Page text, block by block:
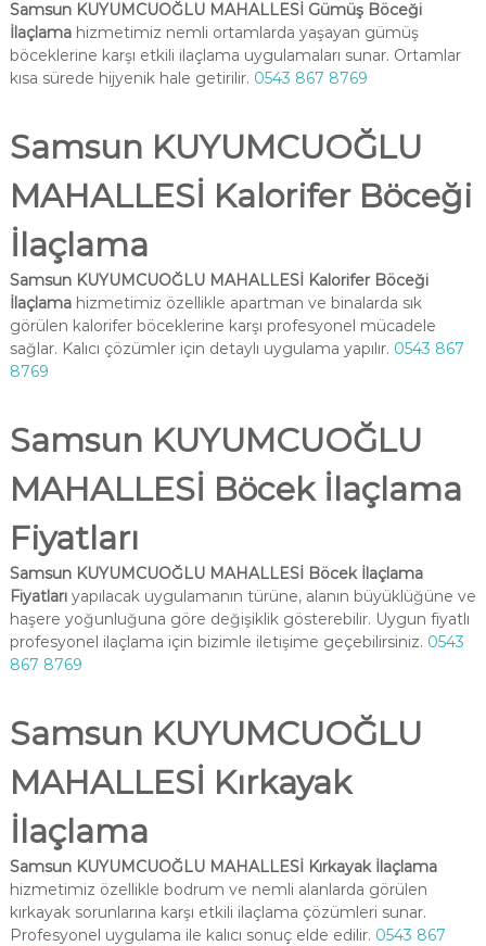
Samsun KUYUMCUOĞLU MAHALLESİ Gümüş Böceği
İlaçlamahizmetimiz nemli ortamlarda yaşayan gümüş
böceklerine karşı etkili ilaçlama uygulamaları sunar. Ortamlar
kısa sürede hijyenik hale getirilir. 0543 867 8769
Samsun KUYUMCUOĞLU
MAHALLESİ Kalorifer Böceği
İlaçlama
Samsun KUYUMCUOĞLU MAHALLESİ Kalorifer Böceği
İlaçlamahizmetimiz özellikle apartman ve binalarda sık
görülen kalorifer böceklerine karşı profesyonel mücadele
sağlar. Kalıcı çözümler için detaylı uygulama yapılır. 0543 867
8769
Samsun KUYUMCUOĞLU
MAHALLESİ Böcek İlaçlama
Fiyatları
Samsun KUYUMCUOĞLU MAHALLESİ Böcek İlaçlama
Fiyatlarıyapılacak uygulamanın türüne, alanın büyüklüğüne ve
haşere yoğunluğuna göre değişiklik gösterebilir. Uygun fiyatlı
profesyonel ilaçlama için bizimle iletişime geçebilirsiniz. 0543
867 8769
Samsun KUYUMCUOĞLU
MAHALLESİ Kırkayak
İlaçlama
Samsun KUYUMCUOĞLU MAHALLESİ Kırkayak İlaçlama
hizmetimiz özellikle bodrum ve nemli alanlarda görülen
kırkayak sorunlarına karşı etkili ilaçlama çözümleri sunar.
Profesyonel uygulama ile kalıcı sonuç elde edilir. 0543 867